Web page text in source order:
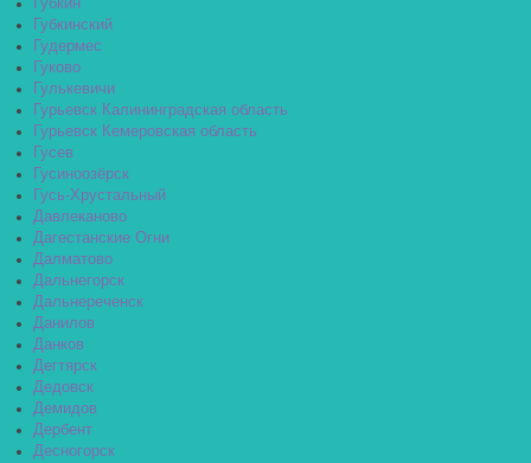
Губкин
Губкинский
Гудермес
Гуково
Гулькевичи
Гурьевск Калининградская область
Гурьевск Кемеровская область
Гусев
Гусиноозёрск
Гусь-Хрустальный
Давлеканово
Дагестанские Огни
Далматово
Дальнегорск
Дальнереченск
Данилов
Данков
Дегтярск
Дедовск
Демидов
Дербент
Десногорск